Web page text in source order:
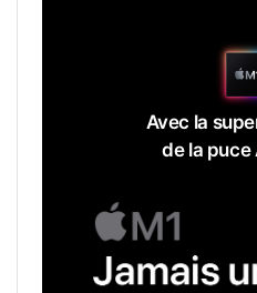
Avec la
de la puce
JAMAIS
UNE
PUCE
N'EST